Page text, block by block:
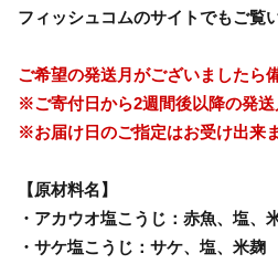
フィッシュコムのサイトでもご覧
ご希望の発送月がございましたら
※ご寄付日から2週間後以降の発送
※お届け日のご指定はお受け出来ま
【原材料名】
・アカウオ塩こうじ：赤魚、塩、
・サケ塩こうじ：サケ、塩、米麹